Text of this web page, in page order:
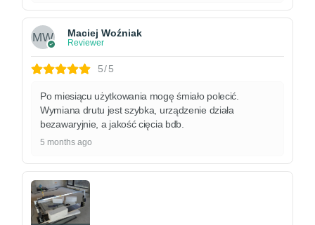
Maciej Woźniak
Reviewer
5/5
Po miesiącu użytkowania mogę śmiało polecić.
Wymiana drutu jest szybka, urządzenie działa
bezawaryjnie, a jakość cięcia bdb.
5 months ago